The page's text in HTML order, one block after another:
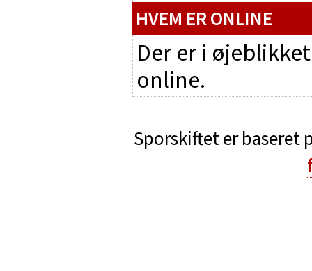
HVEM ER ONLINE
Der er i
online.
Sporskiftet er baseret